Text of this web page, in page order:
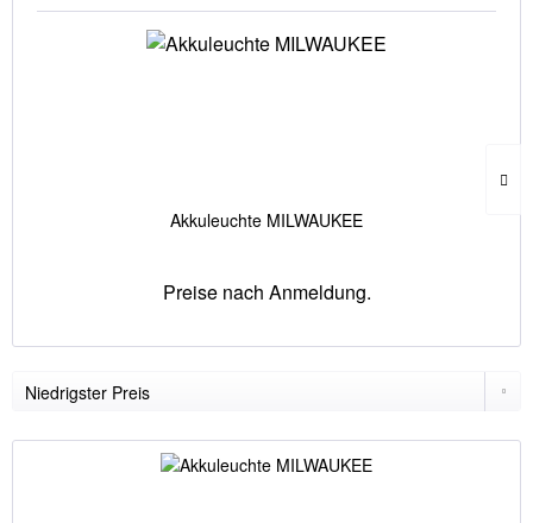
Akkuleuchte MILWAUKEE
Preise nach Anmeldung.